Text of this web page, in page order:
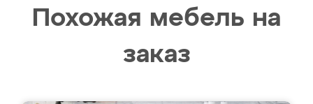
Похожая мебель на
заказ